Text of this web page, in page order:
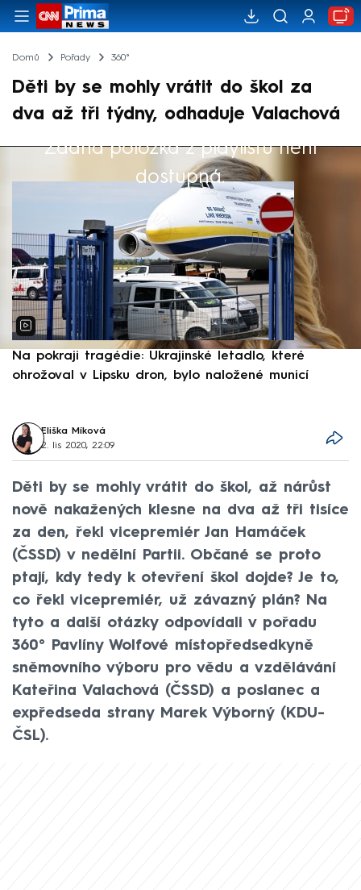
Domů Pořady 360°
Děti by se mohly vrátit do škol za
dva až tři týdny, odhaduje Valachová
Žádná položka z playlistu není
dostupná.
Výběr redakce
Na pokraji tragédie: Ukrajinské letadlo, které
ohrožoval v Lipsku dron, bylo naložené municí
Eliška Míková
2. lis 2020, 22:09
Děti by se mohly vrátit do škol, až nárůst
nově nakažených klesne na dva až tři tisíce
za den, řekl vicepremiér Jan Hamáček
(ČSSD) v nedělní Partii. Občané se proto
ptají, kdy tedy k otevření škol dojde? Je to,
co řekl vicepremiér, už závazný plán? Na
tyto a další otázky odpovídali v pořadu
360° Pavlíny Wolfové místopředsedkyně
sněmovního výboru pro vědu a vzdělávání
Kateřina Valachová (ČSSD) a poslanec a
expředseda strany Marek Výborný (KDU-
ČSL).